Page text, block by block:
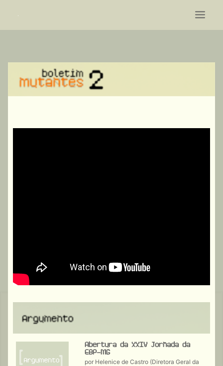
MUTANTES
ARGUMENTO
Abertura da XXIV Jornada da
EBP-MG
por Helenice de Castro (Diretora Geral da